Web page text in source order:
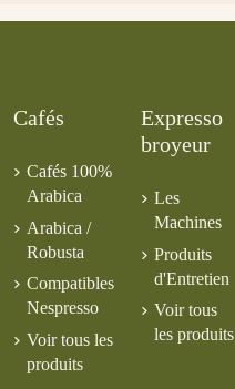
Cafés
Cafés 100%
Arabica
Arabica /
Robusta
Compatibles
Nespresso
Voir tous les
produits
Expresso
broyeur
Les
Machines
Produits
d'Entretien
Voir tous
les produits